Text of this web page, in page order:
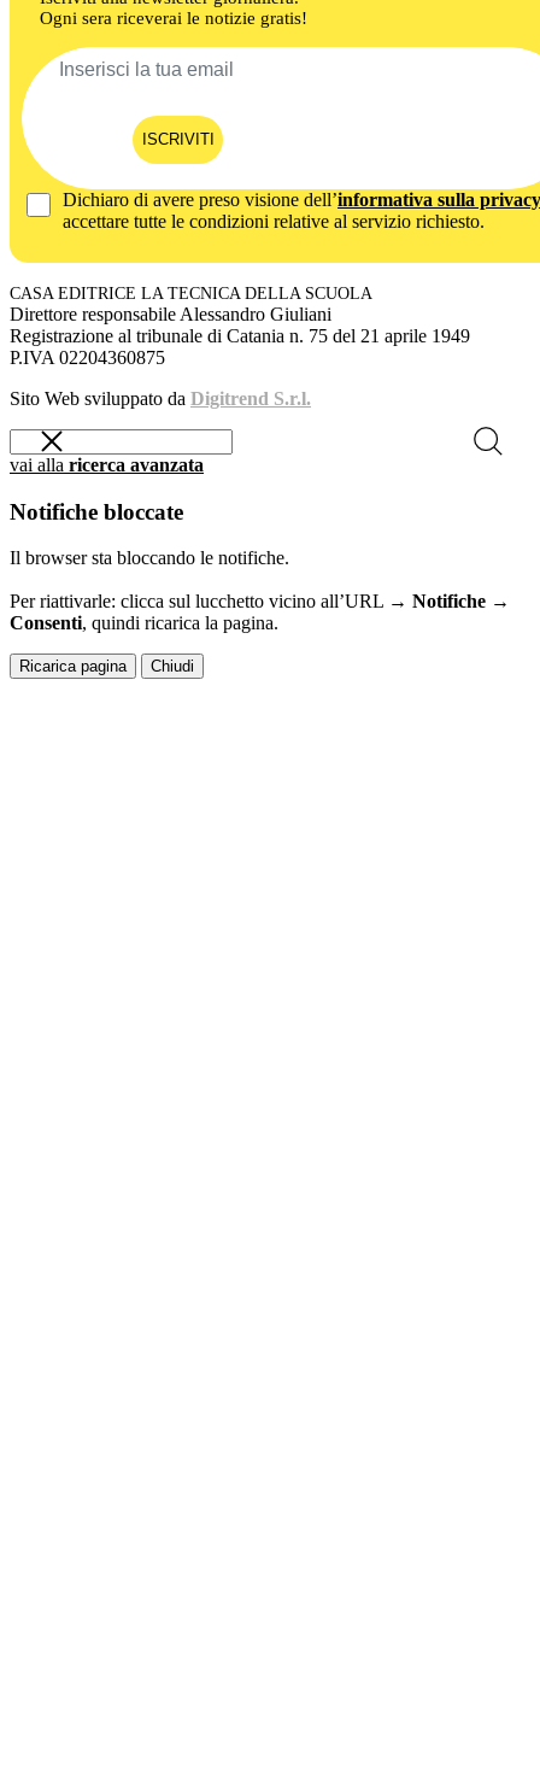
Ogni sera riceverai le notizie gratis!
ISCRIVITI
Dichiaro di avere preso visione dell’informativa sulla privacy
accettare tutte le condizioni relative al servizio richiesto.
CASA EDITRICE LA TECNICA DELLA SCUOLA
Direttore responsabile Alessandro Giuliani
Registrazione al tribunale di Catania n. 75 del 21 aprile 1949
P.IVA 02204360875
Sito Web sviluppato da Digitrend S.r.l.
vai alla ricerca avanzata
Notifiche bloccate
Il browser sta bloccando le notifiche.
Per riattivarle: clicca sul lucchetto vicino all’URL → Notifiche →
Consenti, quindi ricarica la pagina.
Ricarica pagina Chiudi